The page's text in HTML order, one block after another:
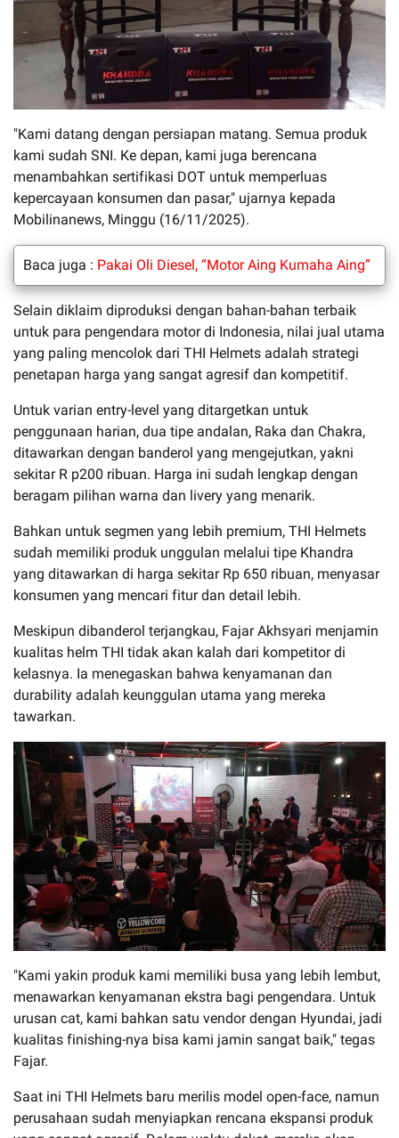
"Kami datang dengan persiapan matang. Semua produk
kami sudah SNI. Ke depan, kami juga berencana
menambahkan sertifikasi DOT untuk memperluas
kepercayaan konsumen dan pasar," ujarnya kepada
Mobilinanews, Minggu (16/11/2025).
Baca juga : Pakai Oli Diesel, “Motor Aing Kumaha Aing”
Selain diklaim diproduksi dengan bahan-bahan terbaik
untuk para pengendara motor di Indonesia, nilai jual utama
yang paling mencolok dari THI Helmets adalah strategi
penetapan harga yang sangat agresif dan kompetitif.
Untuk varian entry-level yang ditargetkan untuk
penggunaan harian, dua tipe andalan, Raka dan Chakra,
ditawarkan dengan banderol yang mengejutkan, yakni
sekitar R p200 ribuan. Harga ini sudah lengkap dengan
beragam pilihan warna dan livery yang menarik.
Bahkan untuk segmen yang lebih premium, THI Helmets
sudah memiliki produk unggulan melalui tipe Khandra
yang ditawarkan di harga sekitar Rp 650 ribuan, menyasar
konsumen yang mencari fitur dan detail lebih.
Meskipun dibanderol terjangkau, Fajar Akhsyari menjamin
kualitas helm THI tidak akan kalah dari kompetitor di
kelasnya. Ia menegaskan bahwa kenyamanan dan
durability adalah keunggulan utama yang mereka
tawarkan.
"Kami yakin produk kami memiliki busa yang lebih lembut,
menawarkan kenyamanan ekstra bagi pengendara. Untuk
urusan cat, kami bahkan satu vendor dengan Hyundai, jadi
kualitas finishing-nya bisa kami jamin sangat baik," tegas
Fajar.
Saat ini THI Helmets baru merilis model open-face, namun
perusahaan sudah menyiapkan rencana ekspansi produk